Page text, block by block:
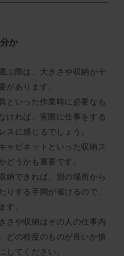
か
ぶ際は、大きさや収納が十
があります。
といった作業時に必要なも
ければ、実際に仕事をする
スに感じるでしょう。
ャビネットといった収納ス
どうかも重要です。
納できれば、別の場所から
りする手間が省けるので、
す。
さや収納はその人の仕事内
どの程度のものが良いか慎
してください。